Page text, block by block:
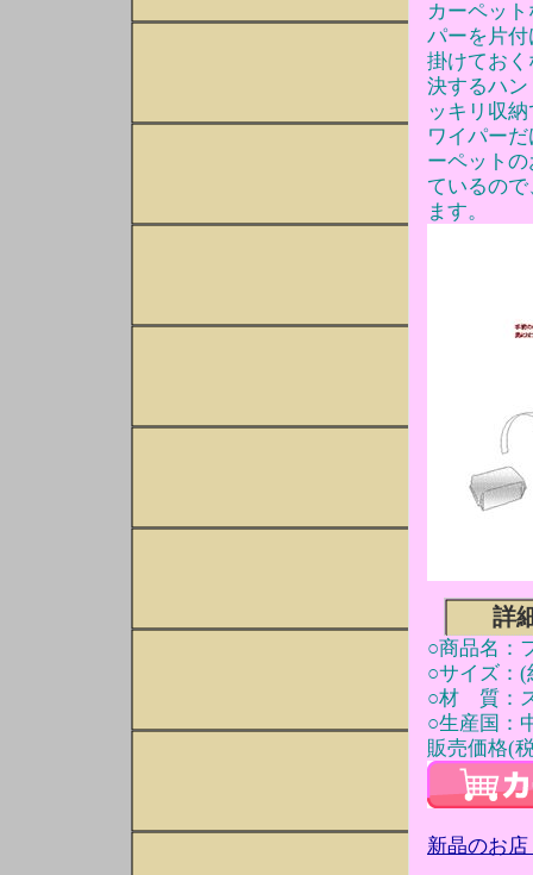
カーペッ
パーを片
掛けてお
決するハ
ッキリ収
ワイパー
ーペット
ているの
ます。
詳
○商品名：
○サイズ：(
○材 質：
○生産国：
販売価格(
新晶のお